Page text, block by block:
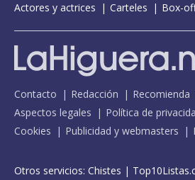
Actores y actrices
Carteles Box-
Contacto Redacción Recomienda
Aspectos legales
Política de
Cookies
Publicidad y webmasters
Otros servicios: Chistes |